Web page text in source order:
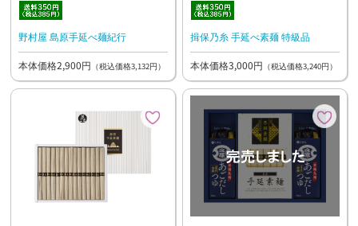
野村屋 島原手延べ麺紀行
本体価格2,900円 （税込価格3,132円）
揖保乃糸 手延べ素麺 特級品
本体価格3,000円 （税込価格3,240円）